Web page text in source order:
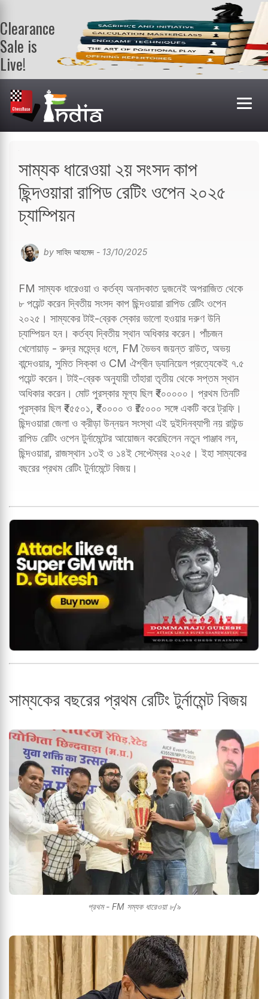
Clearance
Sale is
Live!
Get a FREE
book on
purchasing 2
or more
books. Valid
সাম্যক ধারেওয়া ২য় সংসদ কাপ
ছিন্দওয়ারা রাপিড রেটিং ওপেন ২০২৫
চ্যাম্পিয়ন
by সাহিদ আহমেদ - 13/10/2025
FM সাম্যক ধারেওয়া ও কর্তব্য অনাদকাত দুজনেই অপরাজিত থেকে
৮ পয়েন্ট করেন দ্বিতীয় সংসদ কাপ ছিন্দওয়ারা রাপিড রেটিং ওপেন
২০২৫। সাম্যকের টাই-ব্রেক স্কোর ভালো হওয়ার দরুণ উনি
চ্যাম্পিয়ন হন। কর্তব্য দ্বিতীয় স্থান অধিকার করেন। পাঁচজন
খেলোয়াড় - রুদ্র মহেন্দ্র ধলে, FM ভৈভব জয়ন্ত রাউত, অভয়
বান্দেওয়ার, সুমিত সিক্কা ও CM ঐশ্বীন ড্যানিয়েল প্রত্যেকেই ৭.৫
পয়েন্ট করেন। টাই-ব্রেক অনুযায়ী তাঁহারা তৃতীয় থেকে সপ্তম স্থান
অধিকার করেন। মোট পুরস্কার মূল্য ছিল ₹২০০০০০। প্রথম তিনটি
পুরস্কার ছিল ₹২৫৫০১, ₹২০০০০ ও ₹১৫০০০ সঙ্গে একটি করে ট্রফি।
ছিন্দওয়ারা জেলা ও ক্রীড়া উন্নয়ন সংস্থা এই দুইদিনব্যাপী নয় রাউন্ড
রাপিড রেটিং ওপেন টুর্নামেন্টের আয়োজন করেছিলেন নতুন পাঞ্জাব লন,
ছিন্দওয়ারা, রাজস্থান ১৩ই ও ১৪ই সেপ্টেম্বর ২০২৫। ইহা সাম্যকের
বছরের প্রথম রেটিং টুর্নামেন্টে বিজয়।
সাম্যকের বছরের প্রথম রেটিং টুর্নামেন্ট বিজয়
প্রথম - FM সম্যক ধারেওয়া ৮/৯